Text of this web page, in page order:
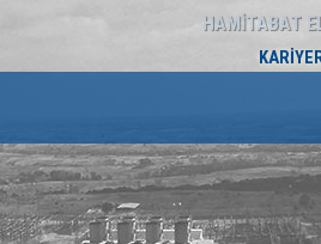
HAMİTABAT